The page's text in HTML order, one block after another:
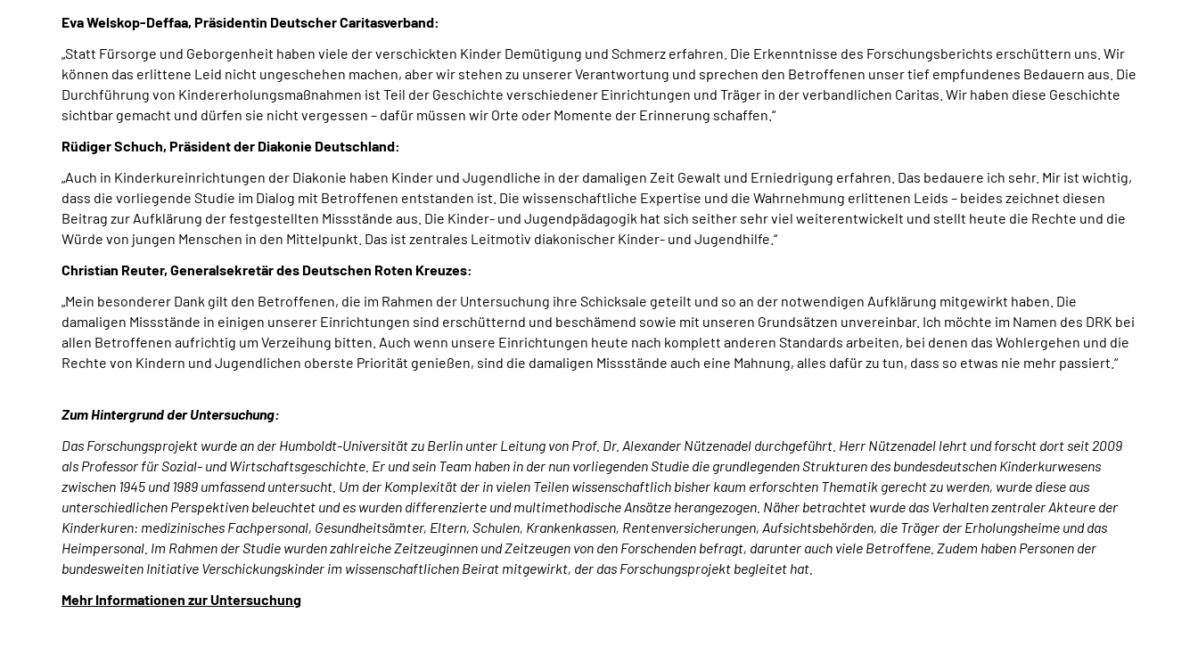
Eva Welskop-Deffaa, Präsidentin Deutscher Caritasverband:
„Statt Fürsorge und Geborgenheit haben viele der verschickten Kinder Demütigung und Schmerz erfahren. Die Erkenntnisse des Forschungsberichts erschüttern uns. Wir
können das erlittene Leid nicht ungeschehen machen, aber wir stehen zu unserer Verantwortung und sprechen den Betroffenen unser tief empfundenes Bedauern aus. Die
Durchführung von Kindererholungsmaßnahmen ist Teil der Geschichte verschiedener Einrichtungen und Träger in der verbandlichen Caritas. Wir haben diese Geschichte
sichtbar gemacht und dürfen sie nicht vergessen – dafür müssen wir Orte oder Momente der Erinnerung schaffen.“
Rüdiger Schuch, Präsident der Diakonie Deutschland:
„Auch in Kinderkureinrichtungen der Diakonie haben Kinder und Jugendliche in der damaligen Zeit Gewalt und Erniedrigung erfahren. Das bedauere ich sehr. Mir ist wichtig,
dass die vorliegende Studie im Dialog mit Betroffenen entstanden ist. Die wissenschaftliche Expertise und die Wahrnehmung erlittenen Leids – beides zeichnet diesen
Beitrag zur Aufklärung der festgestellten Missstände aus. Die Kinder- und Jugendpädagogik hat sich seither sehr viel weiterentwickelt und stellt heute die Rechte und die
Würde von jungen Menschen in den Mittelpunkt. Das ist zentrales Leitmotiv diakonischer Kinder- und Jugendhilfe.“
Christian Reuter, Generalsekretär des Deutschen Roten Kreuzes:
„Mein besonderer Dank gilt den Betroffenen, die im Rahmen der Untersuchung ihre Schicksale geteilt und so an der notwendigen Aufklärung mitgewirkt haben. Die
damaligen Missstände in einigen unserer Einrichtungen sind erschütternd und beschämend sowie mit unseren Grundsätzen unvereinbar. Ich möchte im Namen des DRK bei
allen Betroffenen aufrichtig um Verzeihung bitten. Auch wenn unsere Einrichtungen heute nach komplett anderen Standards arbeiten, bei denen das Wohlergehen und die
Rechte von Kindern und Jugendlichen oberste Priorität genießen, sind die damaligen Missstände auch eine Mahnung, alles dafür zu tun, dass so etwas nie mehr passiert.“
Zum Hintergrund der Untersuchung:
Das Forschungsprojekt wurde an der Humboldt-Universität zu Berlin unter Leitung von Prof. Dr. Alexander Nützenadel durchgeführt. Herr Nützenadel lehrt und forscht dort seit 2009
als Professor für Sozial- und Wirtschaftsgeschichte. Er und sein Team haben in der nun vorliegenden Studie die grundlegenden Strukturen des bundesdeutschen Kinderkurwesens
zwischen 1945 und 1989 umfassend untersucht. Um der Komplexität der in vielen Teilen wissenschaftlich bisher kaum erforschten Thematik gerecht zu werden, wurde diese aus
unterschiedlichen Perspektiven beleuchtet und es wurden differenzierte und multimethodische Ansätze herangezogen. Näher betrachtet wurde das Verhalten zentraler Akteure der
Kinderkuren: medizinisches Fachpersonal, Gesundheitsämter, Eltern, Schulen, Krankenkassen, Rentenversicherungen, Aufsichtsbehörden, die Träger der Erholungsheime und das
Heimpersonal. Im Rahmen der Studie wurden zahlreiche Zeitzeuginnen und Zeitzeugen von den Forschenden befragt, darunter auch viele Betroffene. Zudem haben Personen der
bundesweiten Initiative Verschickungskinder im wissenschaftlichen Beirat mitgewirkt, der das Forschungsprojekt begleitet hat.
Mehr Informationen zur Untersuchung